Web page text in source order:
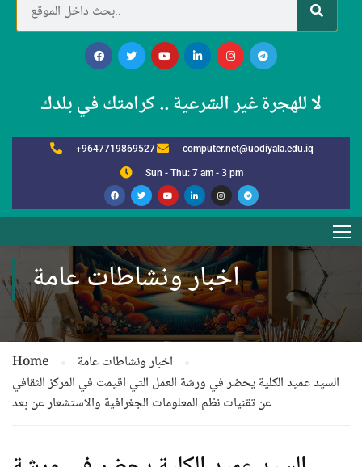
لا للهجرة غير الشرعية .. كرامتك في بلدك
+9647719869527 computer.net@uodiyala.edu.iq
Sun - Thu: 7 am - 3 pm
اخبار ونشاطات عامة
Home
اخبار ونشاطات عامة
السيد عميد الكلية يحضر في ورشة العمل التي اقيمت في المركز الثقافي
عن تقنيات نظم المعلومات الجغرافية والاستشعار عن بعد